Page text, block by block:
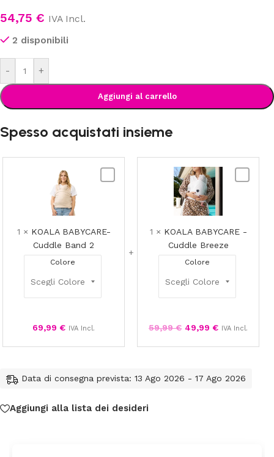
54,75 € IVA Incl.
2 disponibili
- +
Aggiungi al carrello
Spesso acquistati insieme
2
1 × KOALA BABYCARE-
Cuddle Band 2
Colore
69,99 € IVA Incl.
Breeze
1 × KOALA BABYCARE -
Cuddle Breeze
Colore
59,99€ 49,99 € IVA Incl.
Data di consegna prevista: 13 Ago 2026 - 17 Ago 2026
Aggiungi alla lista dei desideri